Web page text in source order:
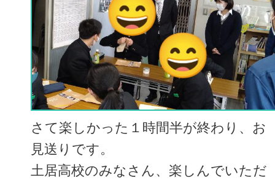
さて楽しかった１時間半が終わり、お
見送りです。
土居高校のみなさん、楽しんでいただ